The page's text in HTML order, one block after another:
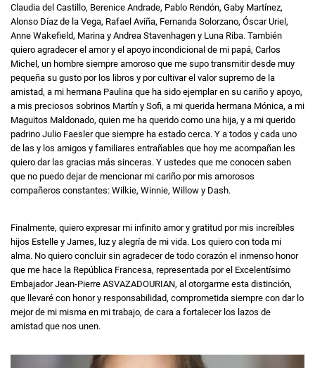
Claudia del Castillo, Berenice Andrade, Pablo Rendón, Gaby Martínez,
Alonso Díaz de la Vega, Rafael Aviña, Fernanda Solorzano, Óscar Uriel,
Anne Wakefield, Marina y Andrea Stavenhagen y Luna Riba. También
quiero agradecer el amor y el apoyo incondicional de mi papá, Carlos
Michel, un hombre siempre amoroso que me supo transmitir desde muy
pequeña su gusto por los libros y por cultivar el valor supremo de la
amistad, a mi hermana Paulina que ha sido ejemplar en su cariño y apoyo,
a mis preciosos sobrinos Martín y Sofi, a mi querida hermana Mónica, a mi
Maguitos Maldonado, quien me ha querido como una hija, y a mi querido
padrino Julio Faesler que siempre ha estado cerca. Y a todos y cada uno
de las y los amigos y familiares entrañables que hoy me acompañan les
quiero dar las gracias más sinceras. Y ustedes que me conocen saben
que no puedo dejar de mencionar mi cariño por mis amorosos
compañeros constantes: Wilkie, Winnie, Willow y Dash.
Finalmente, quiero expresar mi infinito amor y gratitud por mis increíbles
hijos Estelle y James, luz y alegría de mi vida. Los quiero con toda mi
alma. No quiero concluir sin agradecer de todo corazón el inmenso honor
que me hace la República Francesa, representada por el Excelentísimo
Embajador Jean-Pierre ASVAZADOURIAN, al otorgarme esta distinción,
que llevaré con honor y responsabilidad, comprometida siempre con dar lo
mejor de mi misma en mi trabajo, de cara a fortalecer los lazos de
amistad que nos unen.